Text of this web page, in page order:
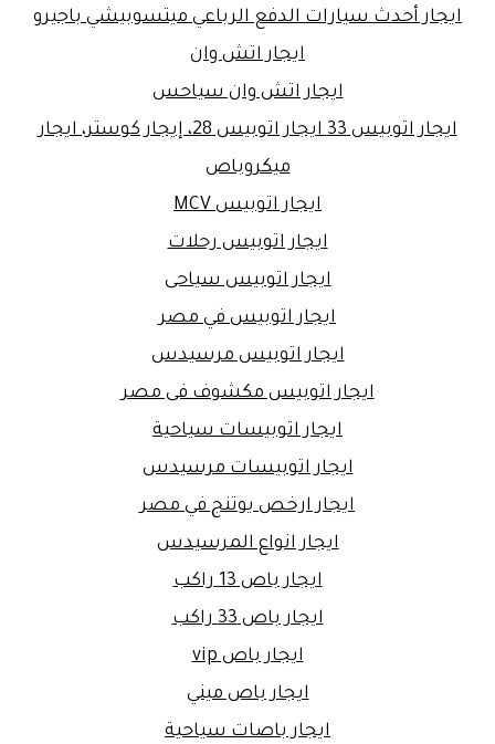
ايجار أحدث سيارات الدفع الرباعي ميتسوبيشي باجيرو
ايجار اتش وان
ايجار اتش وان سياحس
ايجار اتوبيس 33 ايجار اتوبيس 28، إيجار كوستر، ايجار
ميكروباص
ايجار اتوبيس MCV
ايجار اتوبيس رحلات
ايجار اتوبيس سياحى
ايجار اتوبيس في مصر
ايجار اتوبيس مرسيدس
ايجار اتوبيس مكشوف فى مصر
ايجار اتوبيسات سياحية
ايجار اتوبيسات مرسيدس
ايجار ارخص يوتنج في مصر
ايجار انواع المرسيدس
ايجار باص 13 راكب
ايجار باص 33 راكب
ايجار باص vip
ايجار باص ميني
ايجار باصات سياحية